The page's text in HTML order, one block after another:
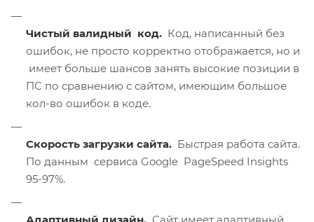
Чистый валидный код. Код, написанный без
ошибок, не просто корректно отображается, но и
имеет больше шансов занять высокие позиции в
ПС по сравнению с сайтом, имеющим большое
кол-во ошибок в коде.
Скорость загрузки сайта. Быстрая работа сайта.
По данным сервиса Google PageSpeed Insights
95-97%.